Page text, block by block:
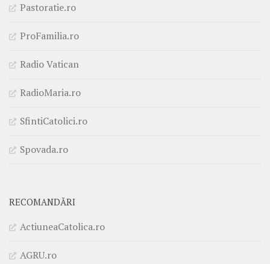
Pastoratie.ro
ProFamilia.ro
Radio Vatican
RadioMaria.ro
SfintiCatolici.ro
Spovada.ro
RECOMANDĂRI
ActiuneaCatolica.ro
AGRU.ro